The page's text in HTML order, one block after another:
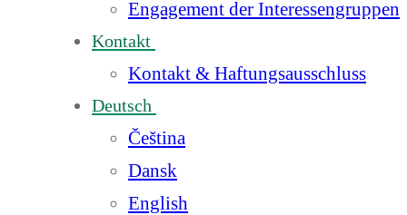
Engagement der Interessengruppen
Kontakt
Kontakt & Haftungsausschluss
Deutsch
Čeština
Dansk
English